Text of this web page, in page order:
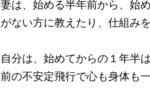
妻は、始める半年前から、始
がない方に教えたり、仕組み
自分は、始めてからの１年半
前の不安定飛行で心も身体も